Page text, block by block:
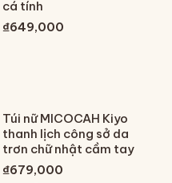
cá tính
₫649,000
Túi nữ MICOCAH Kiyo
thanh lịch công sở da
trơn chữ nhật cầm tay
₫679,000